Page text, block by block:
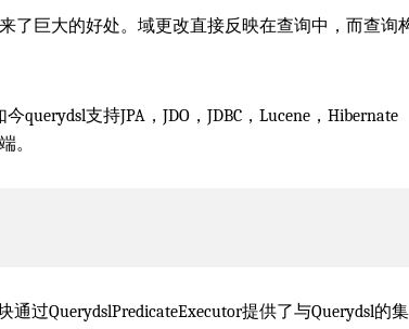
了巨大的好处。域更改直接反映在查询中，而查询
支持JPA，JDO，JDBC，Lucene，Hibernate
。
过QuerydslPredicateExecutor提供了与Querydsl的